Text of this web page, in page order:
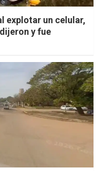
explotar un celular,
y fue